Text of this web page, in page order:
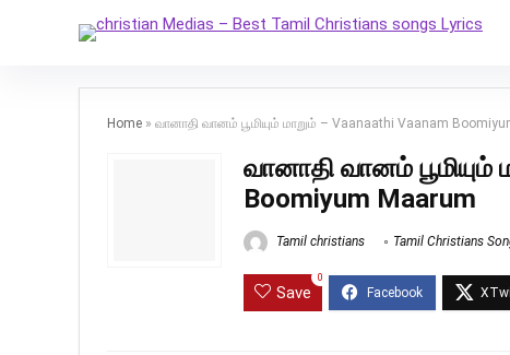
Home » வானாதி வானம் பூமியும் மாறும் – Vaanaathi Vaanam
வானாதி வானம் பூமியும்
Boomiyum Maarum
Tamil christians Tamil Christians
Save
0